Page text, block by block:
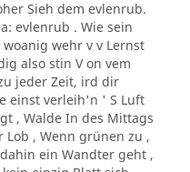
Sieh dem evlenrub.
evlenrub . Wie sein
wehr v v Lernst
also stin V on vem
jeder Zeit, ird dir
einst verleih'n ' S Luft
, Walde In des Mittags
Lob , Wenn grünen zu ,
ein Wandter geht ,